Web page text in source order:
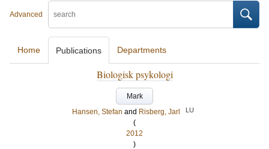
Advanced
Home Publications Departments
Biologisk psykologi
Mark
Hansen, Stefan and Risberg, Jarl LU
(
2012
)